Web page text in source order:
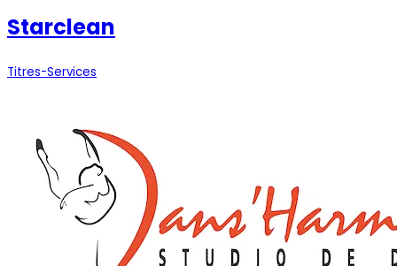
Starclean
Titres-Services